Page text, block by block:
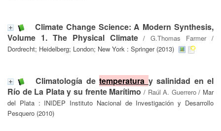
Climate Change Science: A Modern Synthesis,
Volume 1. The Physical Climate/G.Thomas Farmer/
Dordrecht; Heidelberg; London; New York : Springer (2013)
Climatología detemperatura y salinidad en el
Río de La Plata y su frente Marítimo / Raúl A. Guerrero/ Mar
del Plata : INIDEP Instituto Nacional de Investigación y Desarrollo
Pesquero (2010)